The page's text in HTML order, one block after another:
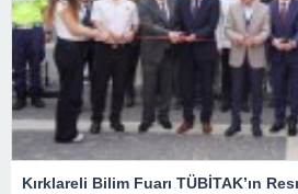
Kırklareli Bilim Fuarı TÜBİTAK’ın